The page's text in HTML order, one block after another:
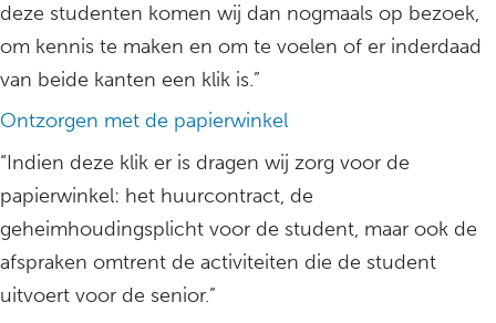
deze studenten komen wij dan nogmaals op bezoek,
om kennis te maken en om te voelen of er inderdaad
van beide kanten een klik is.”
Ontzorgen met de papierwinkel
“Indien deze klik er is dragen wij zorg voor de
papierwinkel: het huurcontract, de
geheimhoudingsplicht voor de student, maar ook de
afspraken omtrent de activiteiten die de student
uitvoert voor de senior.”